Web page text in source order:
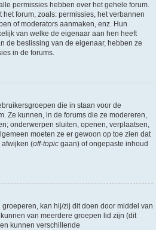
permissies hebben over het gehele forum.
forum, zoals: permissies, het verbannen
of moderators aanmaken, enz. Hun
van welke de eigenaar aan hen heeft
de beslissing van de eigenaar, hebben ze
in de forums.
die in staan voor de
Ze kunnen, in de forums die ze modereren,
onderwerpen sluiten, openen, verplaatsen,
moeten ze er gewoon op toe zien dat
afwijken (off-topic gaan) of ongepaste inhoud
kan hij/zij dit doen door middel van
van meerdere groepen lid zijn (dit
kunnen verschillende